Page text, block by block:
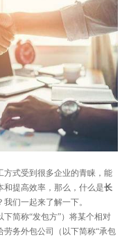
方式受到很多企业的青睐，能
和提高效率，那么，什么是长
们一起来了解一下。
简称“发包方”）将某个相对
劳务外包公司（以下简称“承包